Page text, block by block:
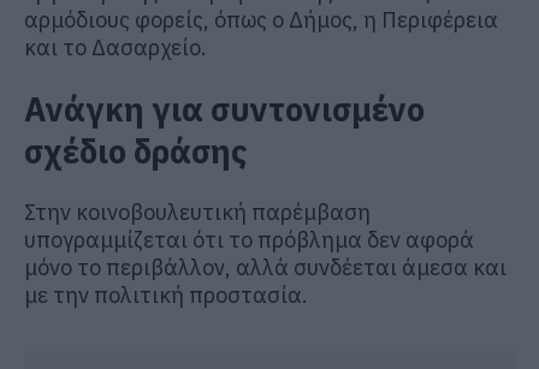
αρμόδιους φορείς, όπως ο Δήμος, η Περιφέρεια
και το Δασαρχείο.
Ανάγκη για συντονισμένο
σχέδιο δράσης
Στην κοινοβουλευτική παρέμβαση
υπογραμμίζεται ότι το πρόβλημα δεν αφορά
μόνο το περιβάλλον, αλλά συνδέεται άμεσα και
με την πολιτική προστασία.